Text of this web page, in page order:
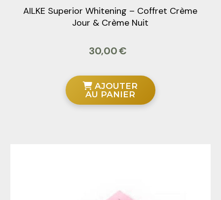
AILKE Superior Whitening – Coffret Crème
Jour & Crème Nuit
30,00€
AJOUTER
AU PANIER